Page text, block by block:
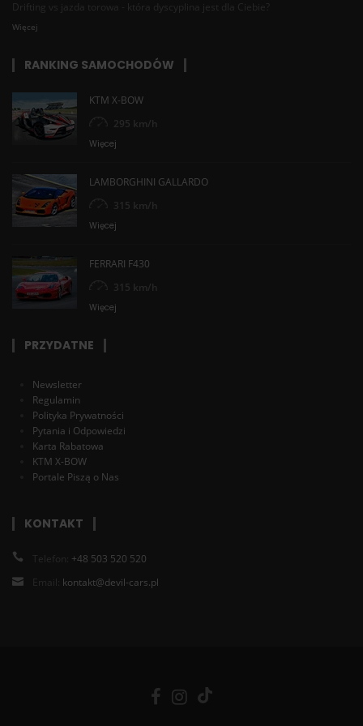
Drifting vs jazda torowa - która dyscyplina jest dla Ciebie?
Więcej
RANKING SAMOCHODÓW
KTM X-BOW
295 km/h
Więcej
LAMBORGHINI GALLARDO
315 km/h
Więcej
FERRARI F430
315 km/h
Więcej
PRZYDATNE
Newsletter
Regulamin
Polityka Prywatności
Pytania i Odpowiedzi
Karta Rabatowa
KTM X-BOW
Portale Piszą o Nas
KONTAKT
Telefon: +48 503 520 520
Email: kontakt@devil-cars.pl